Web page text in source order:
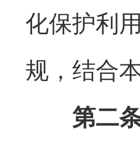
化保护利
规，结合
第二